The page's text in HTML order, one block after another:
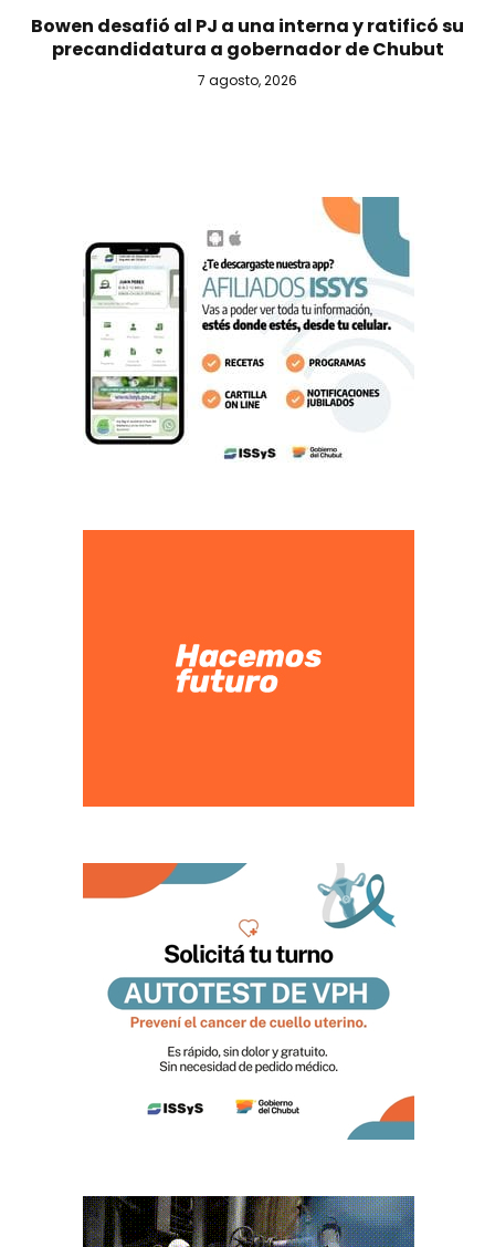
Bowen desafió al PJ a una interna y ratificó su
precandidatura a gobernador de Chubut
7 agosto, 2026